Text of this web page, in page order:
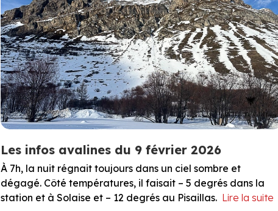
Les infos avalines du 9 février 2026
À 7h, la nuit régnait toujours dans un ciel sombre et
dégagé. Côté températures, il faisait – 5 degrés dans la
station et à Solaise et – 12 degrés au Pisaillas. Lire la suite